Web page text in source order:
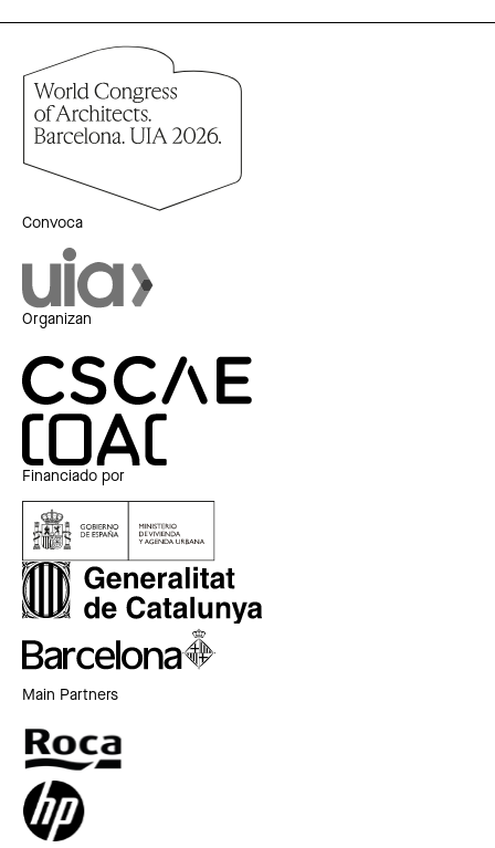
Convoca
Organizan
Financiado por
Main Partners